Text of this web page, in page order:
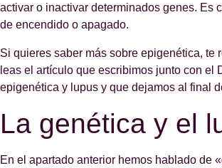
activar o inactivar determinados genes. Es
de encendido o apagado.
Si quieres saber más sobre epigenética, te
leas el artículo que escribimos junto con el
epigenética y lupus y que dejamos al final
La genética y el
En el apartado anterior hemos hablado de